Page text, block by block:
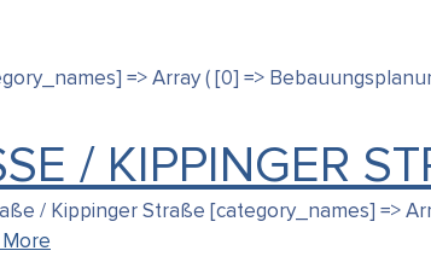
=> Array ( [0] =>
/ KIPPINGER
/ Kippinger Straße [category_names] =>
More